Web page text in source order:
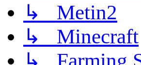
↳ Metin2
↳ Minecraft
↳ Farming